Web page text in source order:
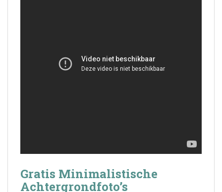
Gratis Minimalistische
Achtergrondfoto’s